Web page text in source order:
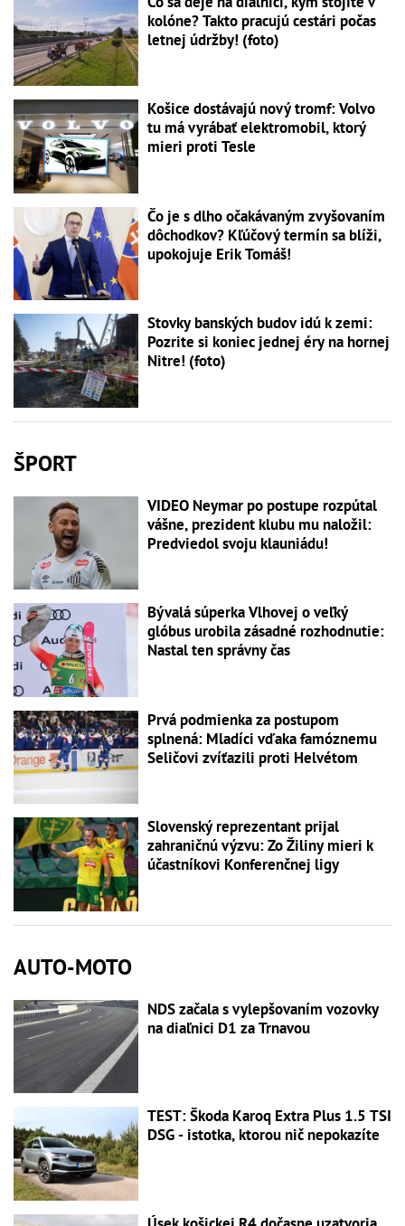
kolóne? Takto pracujú cestári počas
letnej údržby! (foto)
Košice dostávajú nový tromf: Volvo
tu má vyrábať elektromobil, ktorý
mieri proti Tesle
Čo je s dlho očakávaným zvyšovaním
dôchodkov? Kľúčový termín sa blíži,
upokojuje Erik Tomáš!
Stovky banských budov idú k zemi:
Pozrite si koniec jednej éry na hornej
Nitre! (foto)
ŠPORT
VIDEO Neymar po postupe rozpútal
vášne, prezident klubu mu naložil:
Predviedol svoju klauniádu!
Bývalá súperka Vlhovej o veľký
glóbus urobila zásadné rozhodnutie:
Nastal ten správny čas
Prvá podmienka za postupom
splnená: Mladíci vďaka famóznemu
Seličovi zvíťazili proti Helvétom
Slovenský reprezentant prijal
zahraničnú výzvu: Zo Žiliny mieri k
účastníkovi Konferenčnej ligy
AUTO-MOTO
NDS začala s vylepšovaním vozovky
na diaľnici D1 za Trnavou
TEST: Škoda Karoq Extra Plus 1.5 TSI
DSG - istotka, ktorou nič nepokazíte